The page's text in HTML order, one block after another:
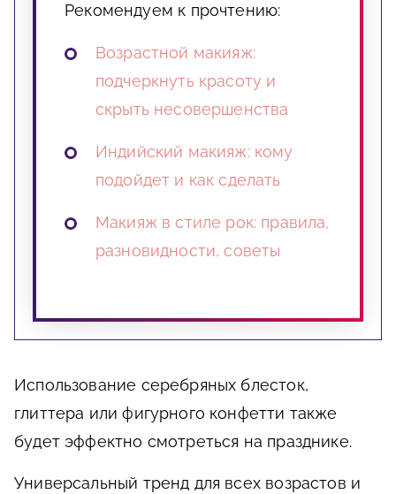
Рекомендуем к прочтению:
Возрастной макияж:
подчеркнуть красоту и
скрыть несовершенства
Индийский макияж: кому
подойдет и как сделать
Макияж в стиле рок: правила,
разновидности, советы
Использование серебряных блесток,
глиттера или фигурного конфетти также
будет эффектно смотреться на празднике.
Универсальный тренд для всех возрастов и